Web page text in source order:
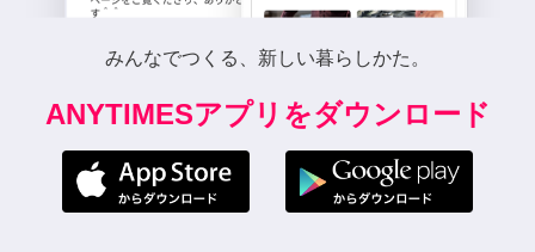
みんなでつくる、新しい暮らしかた。
ANYTIMESアプリをダウンロード